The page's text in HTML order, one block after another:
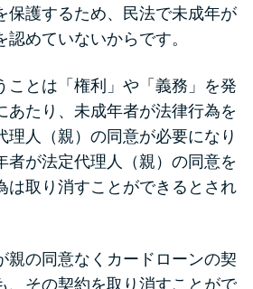
む人へ街金をおすすめしな
由
でお金を借りるには？年利
ステムをカードローンと比
年でもお金を借りられる？
保護するため、民法で未成年が
めていないからです。
ことは「権利」や「義務」を発
あたり、未成年者が法律行為を
理人（親）の同意が必要になり
者が法定代理人（親）の同意を
は取り消すことができるとされ
親の同意なくカードローンの契
、その契約を取り消すことがで